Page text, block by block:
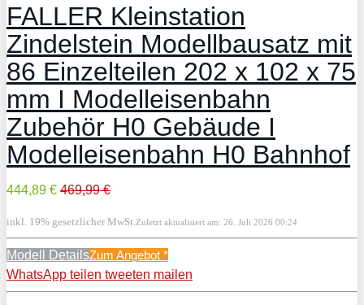
FALLER Kleinstation
Zindelstein Modellbausatz mit
86 Einzelteilen 202 x 102 x 75
mm I Modelleisenbahn
Zubehör H0 Gebäude I
Modelleisenbahn H0 Bahnhof
444,89 € 469,99 €
inkl. 19% gesetzlicher MwSt. Zuletzt aktualisiert am: 26. Juli 2026 00:24
Modell DetailsZum Angebot *
WhatsApp teilen tweeten mailen